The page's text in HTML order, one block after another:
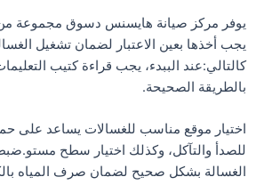
يوفر مركز صيانة هايسنس دسوق مجموعة من
يجب أخذها بعين الاعتبار لضمان تشغيل
كالتالي:عند الببدء، يجب قراءة كتيب
بالطريقة الصحيحة.
اختيار موقع مناسب للغسالات يساعد على
للصدأ والتآكل، وكذلك اختيار سطح
الغسالة بشكل صحيح لضمان صرف المياه